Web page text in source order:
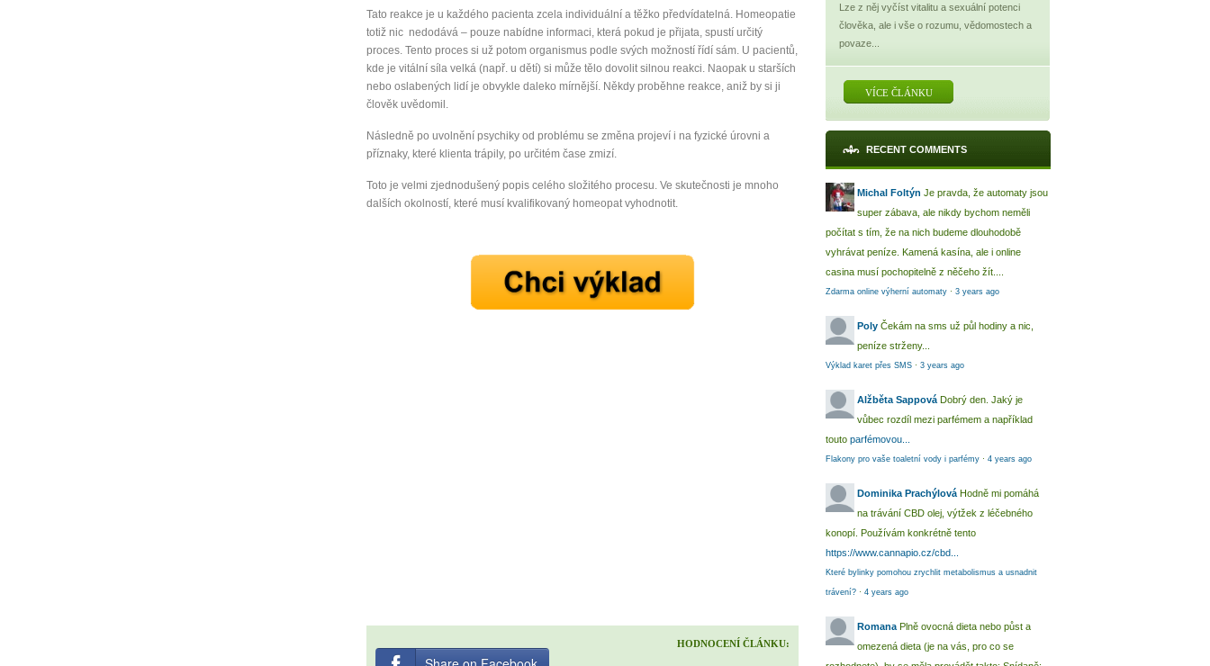
Tato reakce je u každého pacienta zcela individuální a těžko předvídatelná. Homeopatie
totiž nic nedodává – pouze nabídne informaci, která pokud je přijata, spustí určitý
proces. Tento proces si už potom organismus podle svých možností řídí sám. U pacientů,
kde je vitální síla velká (např. u dětí) si může tělo dovolit silnou reakci. Naopak u starších
nebo oslabených lidí je obvykle daleko mírnější. Někdy proběhne reakce, aniž by si ji
člověk uvědomil.
Následně po uvolnění psychiky od problému se změna projeví i na fyzické úrovni a
příznaky, které klienta trápily, po určitém čase zmizí.
Toto je velmi zjednodušený popis celého složitého procesu. Ve skutečnosti je mnoho
dalších okolností, které musí kvalifikovaný homeopat vyhodnotit.
HODNOCENÍ ČLÁNKU:
Lze z něj vyčíst vitalitu a sexuální potenci
člověka, ale i vše o rozumu, vědomostech a
povaze...
VÍCE ČLÁNKU
RECENT COMMENTS
Michal Foltýn Je pravda, že automaty jsou
super zábava, ale nikdy bychom neměli
počítat s tím, že na nich budeme dlouhodobě
vyhrávat peníze. Kamená kasína, ale i online
casina musí pochopitelně z něčeho žít....
Zdarma online výherní automaty · 3 years ago
Poly Čekám na sms už půl hodiny a nic,
peníze strženy...
Výklad karet přes SMS · 3 years ago
Alžběta Sappová Dobrý den. Jaký je
vůbec rozdíl mezi parfémem a například
touto parfémovou...
Flakony pro vaše toaletní vody i parfémy · 4 years ago
Dominika Prachýlová Hodně mi pomáhá
na trávání CBD olej, výtžek z léčebného
konopí. Používám konkrétně tento
https://www.cannapio.cz/cbd...
Které bylinky pomohou zrychlit metabolismus a usnadnit
trávení? · 4 years ago
Romana Plně ovocná dieta nebo půst a
omezená dieta (je na vás, pro co se